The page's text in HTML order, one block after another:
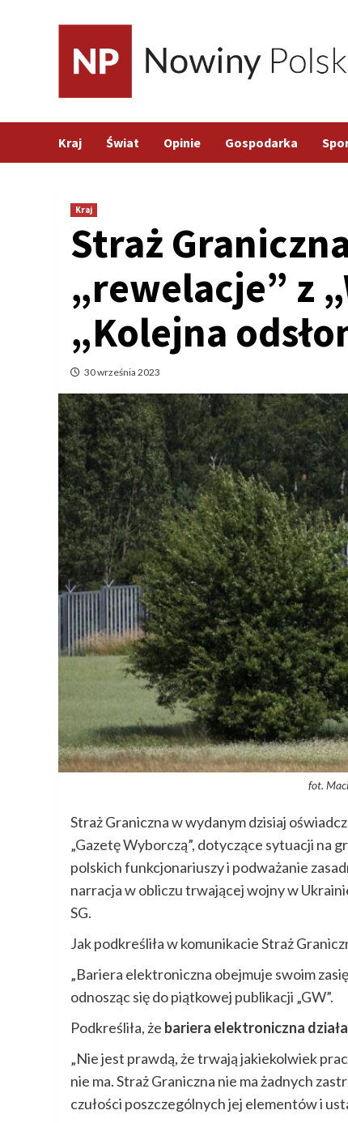
Kraj Świat Opinie Gospodarka
Kraj
Straż
„rewelacje” z
„Kolejna
30 września 2023
fot.
Straż Graniczna w wydanym dzisiaj
„Gazetę Wyborczą”, dotyczące sytuacji na
polskich funkcjonariuszy i podważanie
narracja w obliczu trwającej wojny w
SG.
Jak podkreśliła w komunikacie Straż
„Bariera elektroniczna obejmuje swoim
odnosząc się do piątkowej publikacji „GW”.
Podkreśliła, że bariera elektroniczna
„Nie jest prawdą, że trwają jakiekolwiek
nie ma. Straż Graniczna nie ma żadnych
czułości poszczególnych jej elementów i